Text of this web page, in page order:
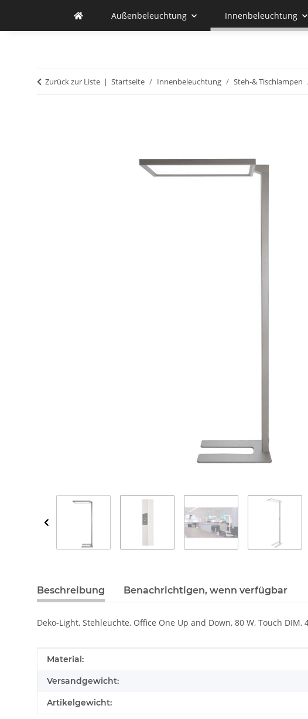
Außenbeleuchtung Innenbeleuchtung
Zurück zur Liste Startseite Innenbeleuchtung Steh-& Tischlampen
Beschreibung Benachrichtigen, wenn verfügbar
Deko-Light, Stehleuchte, Office One Up and Down, 80 W, Touch
Produkteigenschaft
Wert
Material:
Versandgewicht:
Artikelgewicht: